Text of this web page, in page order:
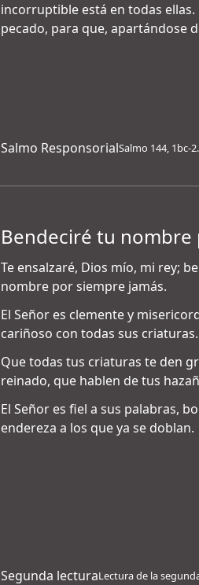
incorruptible está en todas
pecado, para que, apartándose
Salmo ResponsorialSalmo 144, 1bc-
Bendeciré tu
Te ensalzaré, Dios mío, mi rey;
nombre por siempre jamás.
El Señor es clemente y
cariñoso con todas sus criaturas.
Que todas tus criaturas te den
reinado, que hablen de tus
El Señor es fiel a sus palabras,
endereza a los que ya se doblan.
Segunda lecturaLectura de la